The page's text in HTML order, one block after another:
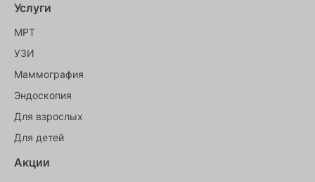
Услуги
МРТ
УЗИ
Маммография
Эндоскопия
Для взрослых
Для детей
Акции